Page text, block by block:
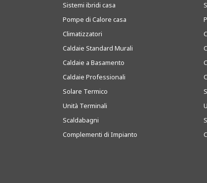
Sistemi ibridi casa
Pompe di Calore casa
Climatizzatori
Caldaie Standard Murali
Caldaie a Basamento
Caldaie Professionali
Solare Termico
Unità Terminali
Scaldabagni
Complementi di Impianto